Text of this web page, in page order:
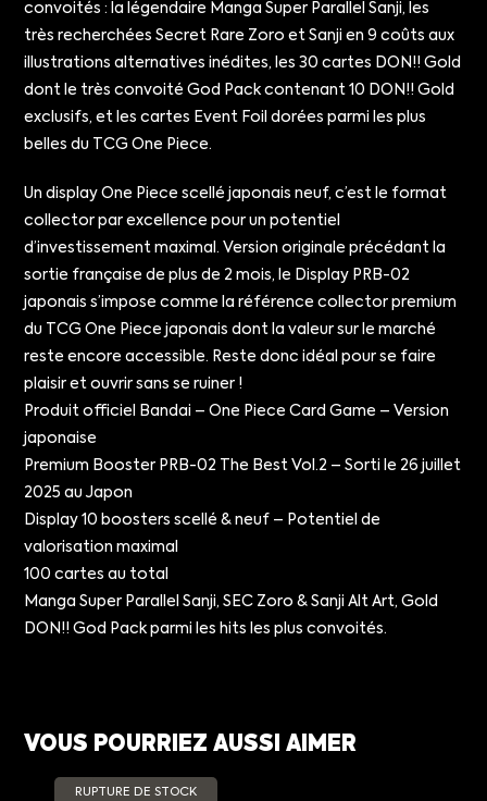
convoités : la légendaire Manga Super Parallel Sanji, les
très recherchées Secret Rare Zoro et Sanji en 9 coûts aux
illustrations alternatives inédites, les 30 cartes DON!! Gold
dont le très convoité God Pack contenant 10 DON!! Gold
exclusifs, et les cartes Event Foil dorées parmi les plus
belles du TCG One Piece.
Un display One Piece scellé japonais neuf, c’est le format
collector par excellence pour un potentiel
d’investissement maximal. Version originale précédant la
sortie française de plus de 2 mois, le Display PRB-02
japonais s’impose comme la référence collector premium
du TCG One Piece japonais dont la valeur sur le marché
reste encore accessible. Reste donc idéal pour se faire
plaisir et ouvrir sans se ruiner !
Produit officiel Bandai – One Piece Card Game – Version
japonaise
Premium Booster PRB-02 The Best Vol.2 – Sorti le 26 juillet
2025 au Japon
Display 10 boosters scellé & neuf – Potentiel de
valorisation maximal
100 cartes au total
Manga Super Parallel Sanji, SEC Zoro & Sanji Alt Art, Gold
DON!! God Pack parmi les hits les plus convoités.
VOUS POURRIEZ AUSSI AIMER
RUPTURE DE STOCK